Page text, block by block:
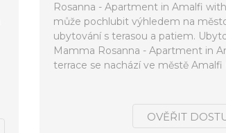
Rosanna - Apartment in Amalfi
může pochlubit výhledem na
ubytování s terasou a patiem.
Mamma Rosanna - Apartment in
terrace se nachází ve městě Amalfi
OVĚŘIT